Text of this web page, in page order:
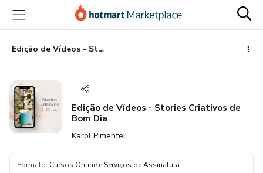
para
conteúdo
principal
para
pagamento
para
rodapé
Edição de Vídeos - Stories Criativos de Bom Dia
Edição de Vídeos - Stories Criativos de
Bom Dia
Karol Pimentel
Formato: Cursos Online e Serviços de Assinatura